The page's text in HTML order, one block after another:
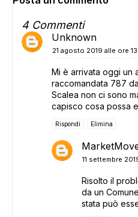
4 Commenti
Unknown
21 agosto 2019 alle ore
Mi è arrivata oggi un
raccomandata 787
Scalea non ci sono
capisco cosa possa
Rispondi Elimina
11 settembre
Risolto il
da un
stata può